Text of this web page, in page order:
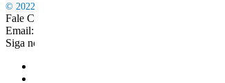
© 2022 TDA EXPRESS | Estafetas Expressos em Lisboa
Fale Connosco: +351 968 165 196
Email: geral.transportestda@gmail.com
Siga nossas redes